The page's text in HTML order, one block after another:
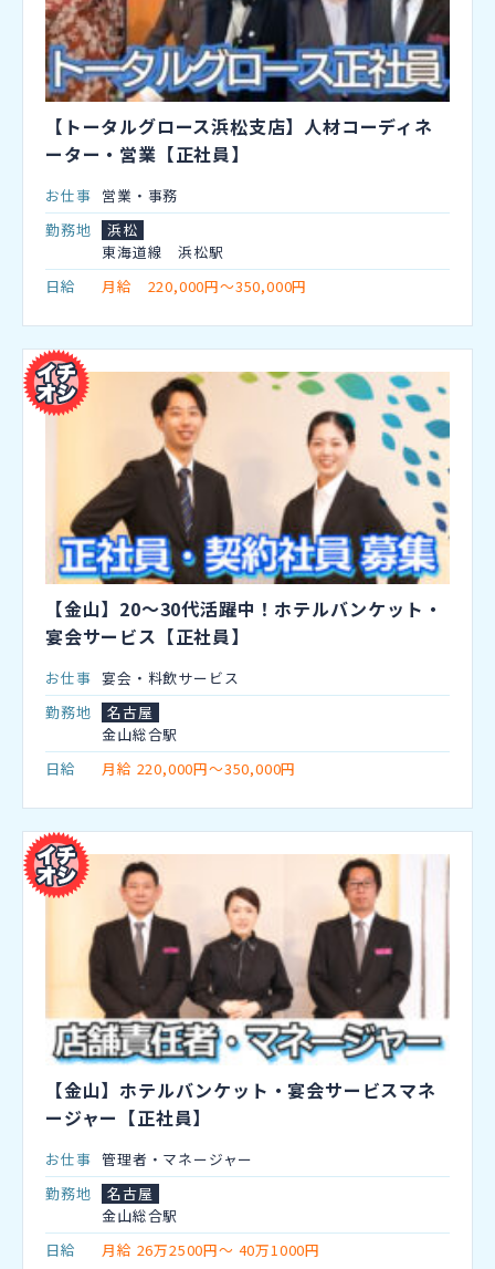
【トータルグロース浜松支店】人材コーディネ
ーター・営業【正社員】
お仕事 営業・事務
勤務地
浜松
東海道線 浜松駅
日給
月給 220,000円～350,000円
【金山】20～30代活躍中！ホテルバンケット・
宴会サービス【正社員】
お仕事 宴会・料飲サービス
勤務地
名古屋
金山総合駅
日給
月給 220,000円～350,000円
【金山】ホテルバンケット・宴会サービスマネ
ージャー【正社員】
お仕事 管理者・マネージャー
勤務地
名古屋
金山総合駅
日給
月給 26万2500円～ 40万1000円